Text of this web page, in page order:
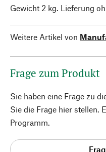
Gewicht 2 kg. Lieferung
Weitere Artikel von
Frage zum Produkt
Sie haben eine Frage zu
Sie die Frage hier stellen.
Programm.